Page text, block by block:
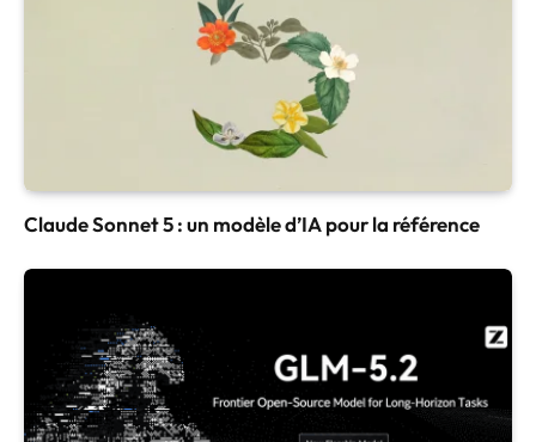
Claude Sonnet 5 : un modèle d’IA pour la référence